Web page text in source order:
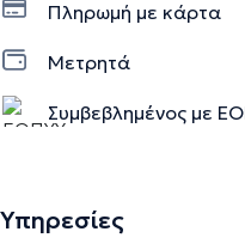
Πληρωμή με κάρτα
Μετρητά
Συμβεβλημένος με
Υπηρεσίες